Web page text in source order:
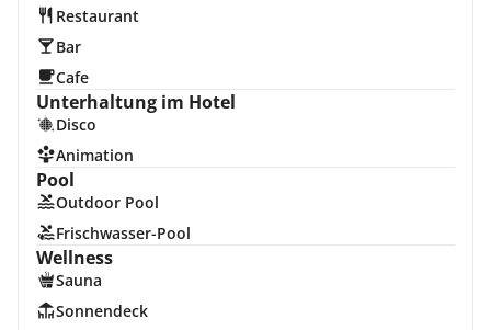
Restaurant
Bar
Cafe
Unterhaltung im Hotel
Disco
Animation
Pool
Outdoor Pool
Frischwasser-Pool
Wellness
Sauna
Sonnendeck